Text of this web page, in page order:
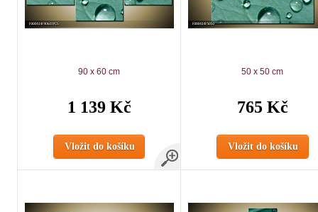
90 x 60 cm
1 139 Kč
Vložit do košíku
50 x 50 cm
765 Kč
Vložit do košíku